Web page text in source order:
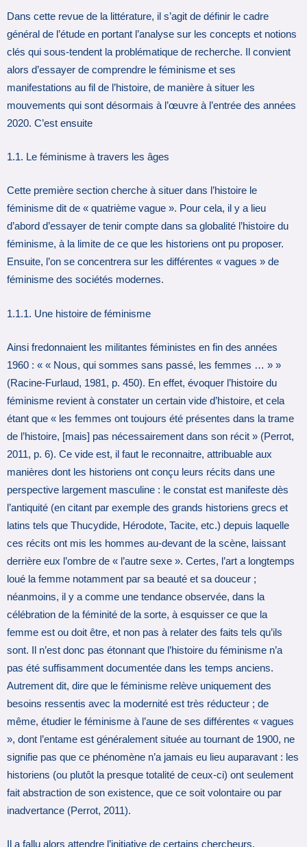
Dans cette revue de la littérature, il s’agit de définir le cadre
général de l’étude en portant l’analyse sur les concepts et notions
clés qui sous-tendent la problématique de recherche. Il convient
alors d’essayer de comprendre le féminisme et ses
manifestations au fil de l’histoire, de manière à situer les
mouvements qui sont désormais à l’œuvre à l’entrée des années
2020. C’est ensuite
1.1. Le féminisme à travers les âges
Cette première section cherche à situer dans l’histoire le
féminisme dit de « quatrième vague ». Pour cela, il y a lieu
d’abord d’essayer de tenir compte dans sa globalité l’histoire du
féminisme, à la limite de ce que les historiens ont pu proposer.
Ensuite, l’on se concentrera sur les différentes « vagues » de
féminisme des sociétés modernes.
1.1.1. Une histoire de féminisme
Ainsi fredonnaient les militantes féministes en fin des années
1960 : « « Nous, qui sommes sans passé, les femmes … » »
(Racine-Furlaud, 1981, p. 450). En effet, évoquer l’histoire du
féminisme revient à constater un certain vide d’histoire, et cela
étant que « les femmes ont toujours été présentes dans la trame
de l’histoire, [mais] pas nécessairement dans son récit » (Perrot,
2011, p. 6). Ce vide est, il faut le reconnaitre, attribuable aux
manières dont les historiens ont conçu leurs récits dans une
perspective largement masculine : le constat est manifeste dès
l’antiquité (en citant par exemple des grands historiens grecs et
latins tels que Thucydide, Hérodote, Tacite, etc.) depuis laquelle
ces récits ont mis les hommes au-devant de la scène, laissant
derrière eux l’ombre de « l’autre sexe ». Certes, l’art a longtemps
loué la femme notamment par sa beauté et sa douceur ;
néanmoins, il y a comme une tendance observée, dans la
célébration de la féminité de la sorte, à esquisser ce que la
femme est ou doit être, et non pas à relater des faits tels qu’ils
sont. Il n’est donc pas étonnant que l’histoire du féminisme n’a
pas été suffisamment documentée dans les temps anciens.
Autrement dit, dire que le féminisme relève uniquement des
besoins ressentis avec la modernité est très réducteur ; de
même, étudier le féminisme à l’aune de ses différentes « vagues
», dont l’entame est généralement située au tournant de 1900, ne
signifie pas que ce phénomène n’a jamais eu lieu auparavant : les
historiens (ou plutôt la presque totalité de ceux-ci) ont seulement
fait abstraction de son existence, que ce soit volontaire ou par
inadvertance (Perrot, 2011).
Il a fallu alors attendre l’initiative de certains chercheurs,